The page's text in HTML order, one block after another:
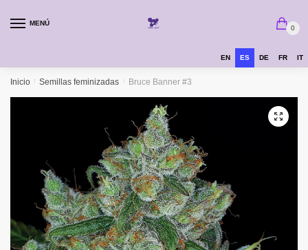
MENÚ
0
EN ES DE FR IT
Inicio / Semillas feminizadas / Bruce Banner #3